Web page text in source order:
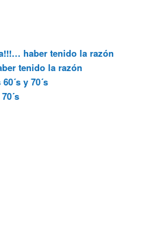
haber tenido la razón
tenido la razón
y 70´s